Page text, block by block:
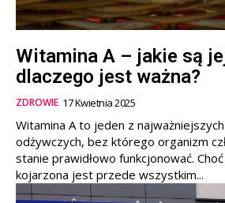
Witamina A – jakie są
dlaczego jest ważna?
ZDROWIE 17 Kwietnia 2025
Witamina A to jeden z
odżywczych, bez którego organizm
stanie prawidłowo funkcjonować.
kojarzona jest przede wszystkim...